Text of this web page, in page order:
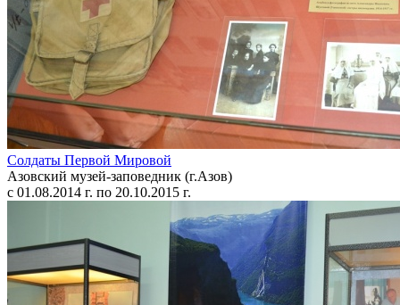
Солдаты Первой Мировой
Азовский музей-заповедник (г.Азов)
с 01.08.2014 г. по 20.10.2015 г.